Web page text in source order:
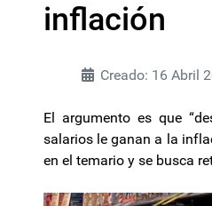
inflación
Creado: 16 Abril
El argumento es que
salarios le ganan a la
en el temario y se busca